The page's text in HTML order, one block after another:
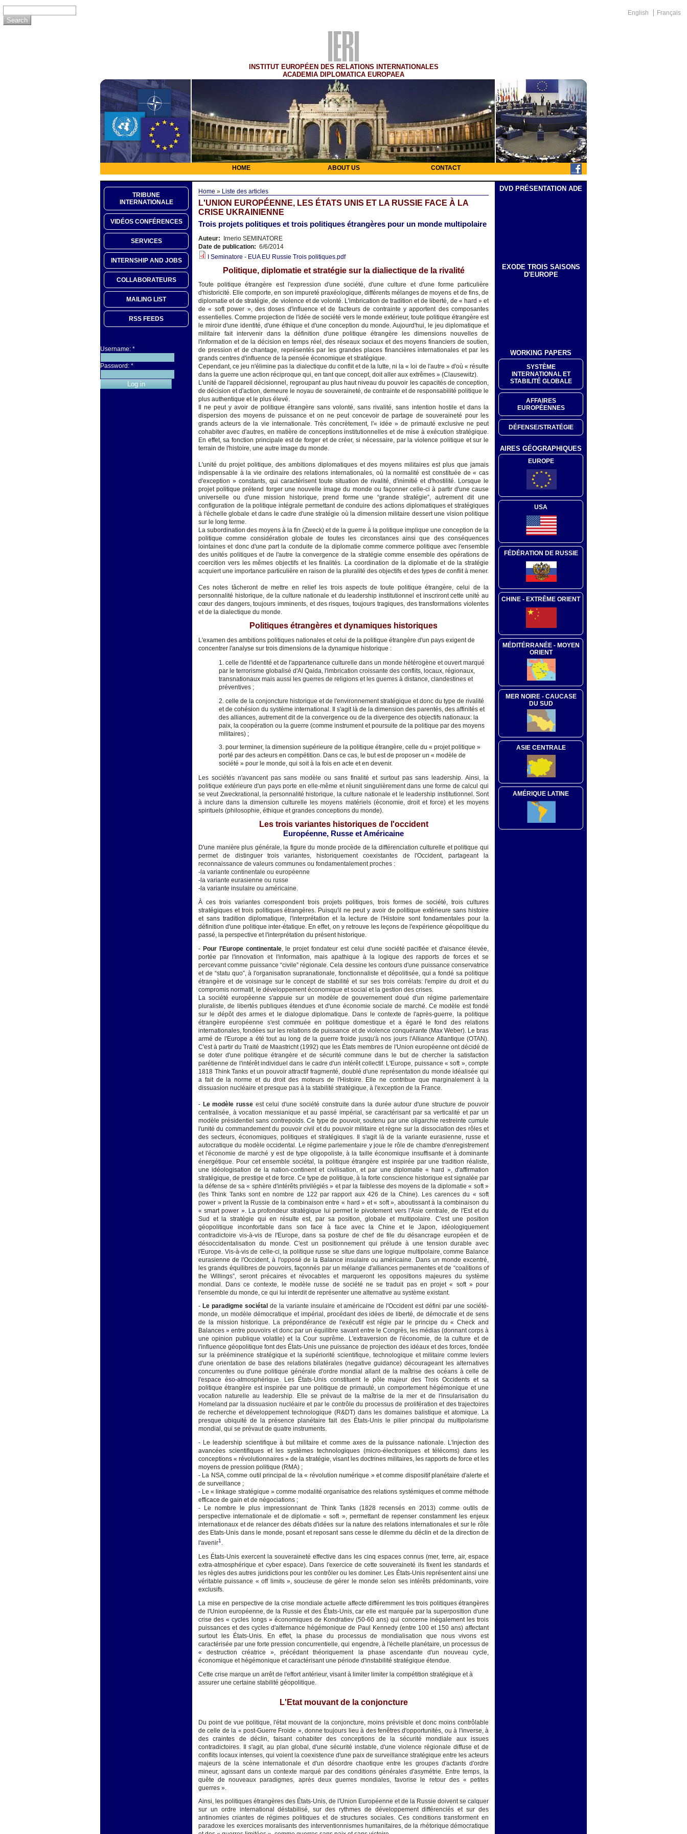
English Français
INSTITUT EUROPÉEN DES RELATIONS INTERNATIONALES
ACADEMIA DIPLOMATICA EUROPAEA
HOME ABOUT US CONTACT
TRIBUNE
INTERNATIONALE
VIDÉOS CONFÉRENCES
SERVICES
INTERNSHIP AND JOBS
COLLABORATEURS
MAILING LIST
RSS FEEDS
Username: *
Password: *
Home » Liste des articles
L'UNION EUROPÉENNE, LES ÉTATS UNIS ET LA RUSSIE FACE À LA
CRISE UKRAINIENNE
Trois projets politiques et trois politiques étrangères pour un monde multipolaire
Auteur: Irnerio SEMINATORE
Date de publication: 6/6/2014
I Seminatore - EUA EU Russie Trois politiques.pdf
Politique, diplomatie et stratégie sur la dialiectique de la rivalité
Toute politique étrangère est l'expression d'une société, d'une culture et d'une forme particulière
d'historicité. Elle comporte, en son impureté praxéologique, différents mélanges de moyens et de fins, de
diplomatie et de stratégie, de violence et de volonté. L'imbrication de tradition et de liberté, de « hard » et
de « soft power », des doses d'influence et de facteurs de contrainte y apportent des composantes
essentielles. Comme projection de l'idée de société vers le monde extérieur, toute politique étrangère est
le miroir d'une identité, d'une éthique et d'une conception du monde. Aujourd'hui, le jeu diplomatique et
militaire fait intervenir dans la définition d'une politique étrangère les dimensions nouvelles de
l'information et de la décision en temps réel, des réseaux sociaux et des moyens financiers de soutien,
de pression et de chantage, représentés par les grandes places financières internationales et par les
grands centres d'influence de la pensée économique et stratégique.
Cependant, ce jeu n'élimine pas la dialectique du conflit et de la lutte, ni la « loi de l'autre » d'où « résulte
dans la guerre une action réciproque qui, en tant que concept, doit aller aux extrêmes » (Clausewitz).
L'unité de l'appareil décisionnel, regroupant au plus haut niveau du pouvoir les capacités de conception,
de décision et d'action, demeure le noyau de souveraineté, de contrainte et de responsabilité politique le
plus authentique et le plus élevé.
Il ne peut y avoir de politique étrangère sans volonté, sans rivalité, sans intention hostile et dans la
dispersion des moyens de puissance et on ne peut concevoir de partage de souveraineté pour les
grands acteurs de la vie internationale. Très concrètement, l'« idée » de primauté exclusive ne peut
cohabiter avec d'autres, en matière de conceptions institutionnelles et de mise à exécution stratégique.
En effet, sa fonction principale est de forger et de créer, si nécessaire, par la violence politique et sur le
terrain de l'histoire, une autre image du monde.
L'unité du projet politique, des ambitions diplomatiques et des moyens militaires est plus que jamais
indispensable à la vie ordinaire des relations internationales, où la normalité est constituée de « cas
d'exception » constants, qui caractérisent toute situation de rivalité, d'inimitié et d'hostilité. Lorsque le
projet politique prétend forger une nouvelle image du monde ou façonner celle-ci à partir d'une cause
universelle ou d'une mission historique, prend forme une “grande stratégie”, autrement dit une
configuration de la politique intégrale permettant de conduire des actions diplomatiques et stratégiques
à l'échelle globale et dans le cadre d'une stratégie où la dimension militaire dessert une vision politique
sur le long terme.
La subordination des moyens à la fin (Zweck) et de la guerre à la politique implique une conception de la
politique comme considération globale de toutes les circonstances ainsi que des conséquences
lointaines et donc d'une part la conduite de la diplomatie comme commerce politique avec l'ensemble
des unités politiques et de l'autre la convergence de la stratégie comme ensemble des opérations de
coercition vers les mêmes objectifs et les finalités. La coordination de la diplomatie et de la stratégie
acquiert une importance particulière en raison de la pluralité des objectifs et des types de conflit à mener.
Ces notes tâcheront de mettre en relief les trois aspects de toute politique étrangère, celui de la
personnalité historique, de la culture nationale et du leadership institutionnel et inscriront cette unité au
cœur des dangers, toujours imminents, et des risques, toujours tragiques, des transformations violentes
et de la dialectique du monde.
Politiques étrangères et dynamiques historiques
L'examen des ambitions politiques nationales et celui de la politique étrangère d'un pays exigent de
concentrer l'analyse sur trois dimensions de la dynamique historique :
1. celle de l'identité et de l'appartenance culturelle dans un monde hétérogène et ouvert marqué
par le terrorisme globalisé d'Al Qaida, l'imbrication croissante des conflits, locaux, régionaux,
transnationaux mais aussi les guerres de religions et les guerres à distance, clandestines et
préventives ;
2. celle de la conjoncture historique et de l'environnement stratégique et donc du type de rivalité
et de cohésion du système international. Il s'agit là de la dimension des parentés, des affinités et
des alliances, autrement dit de la convergence ou de la divergence des objectifs nationaux: la
paix, la coopération ou la guerre (comme instrument et poursuite de la politique par des moyens
militaires) ;
3. pour terminer, la dimension supérieure de la politique étrangère, celle du « projet politique »
porté par des acteurs en compétition. Dans ce cas, le but est de proposer un « modèle de
société » pour le monde, qui soit à la fois en acte et en devenir.
Les sociétés n'avancent pas sans modèle ou sans finalité et surtout pas sans leadership. Ainsi, la
politique extérieure d'un pays porte en elle-même et réunit singulièrement dans une forme de calcul qui
se veut Zweckrational, la personnalité historique, la culture nationale et le leadership institutionnel. Sont
à inclure dans la dimension culturelle les moyens matériels (économie, droit et force) et les moyens
spirituels (philosophie, éthique et grandes conceptions du monde).
Les trois variantes historiques de l'occident
Européenne, Russe et Américaine
D'une manière plus générale, la figure du monde procède de la différenciation culturelle et politique qui
permet de distinguer trois variantes, historiquement coexistantes de l'Occident, partageant la
reconnaissance de valeurs communes ou fondamentalement proches :
-la variante continentale ou européenne
-la variante eurasienne ou russe
-la variante insulaire ou américaine.
À ces trois variantes correspondent trois projets politiques, trois formes de société, trois cultures
stratégiques et trois politiques étrangères. Puisqu'il ne peut y avoir de politique extérieure sans histoire
et sans tradition diplomatique, l'interprétation et la lecture de l'Histoire sont fondamentales pour la
définition d'une politique inter-étatique. En effet, on y retrouve les leçons de l'expérience géopolitique du
passé, la perspective et l'interprétation du présent historique.
- Pour l'Europe continentale, le projet fondateur est celui d'une société pacifiée et d'aisance élevée,
portée par l'innovation et l'information, mais apathique à la logique des rapports de forces et se
percevant comme puissance “civile” régionale. Cela dessine les contours d'une puissance conservatrice
et de “statu quo”, à l'organisation supranationale, fonctionnaliste et dépolitisée, qui a fondé sa politique
étrangère et de voisinage sur le concept de stabilité et sur ses trois corrélats: l'empire du droit et du
compromis normatif, le développement économique et social et la gestion des crises.
La société européenne s'appuie sur un modèle de gouvernement doué d'un régime parlementaire
pluraliste, de libertés publiques étendues et d'une économie sociale de marché. Ce modèle est fondé
sur le dépôt des armes et le dialogue diplomatique. Dans le contexte de l'après-guerre, la politique
étrangère européenne s'est commuée en politique domestique et a égaré le fond des relations
internationales, fondées sur les relations de puissance et de violence conquérante (Max Weber). Le bras
armé de l'Europe a été tout au long de la guerre froide jusqu'à nos jours l'Alliance Atlantique (OTAN).
C'est à partir du Traité de Maastricht (1992) que les États membres de l'Union européenne ont décidé de
se doter d'une politique étrangère et de sécurité commune dans le but de chercher la satisfaction
parétienne de l'intérêt individuel dans le cadre d'un intérêt collectif. L'Europe, puissance « soft », compte
1818 Think Tanks et un pouvoir attractif fragmenté, doublé d'une représentation du monde idéalisée qui
a fait de la norme et du droit des moteurs de l'Histoire. Elle ne contribue que marginalement à la
dissuasion nucléaire et presque pas à la stabilité stratégique, à l'exception de la France.
- Le modèle russe est celui d'une société construite dans la durée autour d'une structure de pouvoir
centralisée, à vocation messianique et au passé impérial, se caractérisant par sa verticalité et par un
modèle présidentiel sans contrepoids. Ce type de pouvoir, soutenu par une oligarchie restreinte cumule
l'unité du commandement du pouvoir civil et du pouvoir militaire et règne sur la dissociation des rôles et
des secteurs, économiques, politiques et stratégiques. Il s'agit là de la variante eurasienne, russe et
autocratique du modèle occidental. Le régime parlementaire y joue le rôle de chambre d'enregistrement
et l'économie de marché y est de type oligopoliste, à la taille économique insuffisante et à dominante
énergétique. Pour cet ensemble sociétal, la politique étrangère est inspirée par une tradition réaliste,
une idéologisation de la nation-continent et civilisation, et par une diplomatie « hard », d'affirmation
stratégique, de prestige et de force. Ce type de politique, à la forte conscience historique est signalée par
la défense de sa « sphère d'intérêts privilégiés » et par la faiblesse des moyens de la diplomatie « soft »
(les Think Tanks sont en nombre de 122 par rapport aux 426 de la Chine). Les carences du « soft
power » privent la Russie de la combinaison entre « hard » et « soft », aboutissant à la combinaison du
« smart power ». La profondeur stratégique lui permet le pivotement vers l'Asie centrale, de l'Est et du
Sud et la stratégie qui en résulte est, par sa position, globale et multipolaire. C'est une position
géopolitique inconfortable dans son face à face avec la Chine et le Japon, idéologiquement
contradictoire vis-à-vis de l'Europe, dans sa posture de chef de file du désancrage européen et de
désoccidentalisation du monde. C'est un positionnement qui prélude à une tension durable avec
l'Europe. Vis-à-vis de celle-ci, la politique russe se situe dans une logique multipolaire, comme Balance
eurasienne de l'Occident, à l'opposé de la Balance insulaire ou américaine. Dans un monde excentré,
les grands équilibres de pouvoirs, façonnés par un mélange d'alliances permanentes et de “coalitions of
the Willings”, seront précaires et révocables et marqueront les oppositions majeures du système
mondial. Dans ce contexte, le modèle russe de société ne se traduit pas en projet « soft » pour
l'ensemble du monde, ce qui lui interdit de représenter une alternative au système existant.
- Le paradigme sociétal de la variante insulaire et américaine de l'Occident est défini par une société-
monde, un modèle démocratique et impérial, procédant des idées de liberté, de démocratie et de sens
de la mission historique. La prépondérance de l'exécutif est régie par le principe du « Check and
Balances » entre pouvoirs et donc par un équilibre savant entre le Congrès, les médias (donnant corps à
une opinion publique volatile) et la Cour suprême. L'extraversion de l'économie, de la culture et de
l'influence géopolitique font des États-Unis une puissance de projection des idéaux et des forces, fondée
sur la prééminence stratégique et la supériorité scientifique, technologique et militaire comme leviers
d'une orientation de base des relations bilatérales (negative guidance) décourageant les alternatives
concurrentes ou d'une politique générale d'ordre mondial allant de la maîtrise des océans à celle de
l'espace éso-atmosphérique. Les États-Unis constituent le pôle majeur des Trois Occidents et sa
politique étrangère est inspirée par une politique de primauté, un comportement hégémonique et une
vocation naturelle au leadership. Elle se prévaut de la maîtrise de la mer et de l'insularisation du
Homeland par la dissuasion nucléaire et par le contrôle du processus de prolifération et des trajectoires
de recherche et développement technologique (R&DT) dans les domaines balistique et atomique. La
presque ubiquité de la présence planétaire fait des États-Unis le pilier principal du multipolarisme
mondial, qui se prévaut de quatre instruments.
- Le leadership scientifique à but militaire et comme axes de la puissance nationale. L'injection des
avancées scientifiques et les systèmes technologiques (micro-électroniques et télécoms) dans les
conceptions « révolutionnaires » de la stratégie, visant les doctrines militaires, les rapports de force et les
moyens de pression politique (RMA) ;
- La NSA, comme outil principal de la « révolution numérique » et comme dispositif planétaire d'alerte et
de surveillance ;
- Le « linkage stratégique » comme modalité organisatrice des relations systémiques et comme méthode
efficace de gain et de négociations ;
- Le nombre le plus impressionnant de Think Tanks (1828 recensés en 2013) comme outils de
perspective internationale et de diplomatie « soft », permettant de repenser constamment les enjeux
internationaux et de relancer des débats d'idées sur la nature des relations internationales et sur le rôle
des Etats-Unis dans le monde, posant et reposant sans cesse le dilemme du déclin et de la direction de
l'avenir1.
Les États-Unis exercent la souveraineté effective dans les cinq espaces connus (mer, terre, air, espace
extra-atmosphérique et cyber espace). Dans l'exercice de cette souveraineté ils fixent les standards et
les règles des autres juridictions pour les contrôler ou les dominer. Les États-Unis représentent ainsi une
véritable puissance « off limits », soucieuse de gérer le monde selon ses intérêts prédominants, voire
exclusifs.
La mise en perspective de la crise mondiale actuelle affecte différemment les trois politiques étrangères
de l'Union européenne, de la Russie et des États-Unis, car elle est marquée par la superposition d'une
crise des « cycles longs » économiques de Kondratiev (50-60 ans) qui concerne inégalement les trois
puissances et des cycles d'alternance hégémonique de Paul Kennedy (entre 100 et 150 ans) affectant
surtout les États-Unis. En effet, la phase du processus de mondialisation que nous vivons est
caractérisée par une forte pression concurrentielle, qui engendre, à l'échelle planétaire, un processus de
« destruction créatrice », précédant théoriquement la phase ascendante d'un nouveau cycle,
économique et hégémonique et caractérisant une période d'instabilité stratégique étendue.
Cette crise marque un arrêt de l'effort antérieur, visant à limiter limiter la compétition stratégique et à
assurer une certaine stabilité géopolitique.
L'Etat mouvant de la conjoncture
Du point de vue politique, l'état mouvant de la conjoncture, moins prévisible et donc moins contrôlable
de celle de la « post-Guerre Froide », donne toujours lieu à des fenêtres d'opportunités, ou à l'inverse, à
des craintes de déclin, faisant cohabiter des conceptions de la sécurité mondiale aux issues
contradictoires. Il s'agit, au plan global, d'une sécurité instable, d'une violence régionale diffuse et de
conflits locaux intenses, qui voient la coexistence d'une paix de surveillance stratégique entre les acteurs
majeurs de la scène internationale et d'un désordre chaotique entre les groupes d'actants d'ordre
mineur, agissant dans un contexte marqué par des conditions générales d'asymétrie. Entre temps, la
quête de nouveaux paradigmes, après deux guerres mondiales, favorise le retour des « petites
guerres ».
Ainsi, les politiques étrangères des États-Unis, de l'Union Européenne et de la Russie doivent se calquer
sur un ordre international déstabilisé, sur des rythmes de développement différenciés et sur des
antinomies criantes de régimes politiques et de structures sociales. Ces conditions transforment en
paradoxe les exercices moralisants des interventionnismes humanitaires, de la rhétorique démocratique
DVD PRÉSENTATION ADE
EXODE TROIS SAISONS
D'EUROPE
WORKING PAPERS
SYSTÈME
INTERNATIONAL ET
STABILITÉ GLOBALE
AFFAIRES
EUROPÉENNES
DÉFENSE/STRATÉGIE
AIRES GÉOGRAPHIQUES
EUROPE
USA
FÉDÉRATION DE RUSSIE
CHINE - EXTRÊME ORIENT
MÉDITÉRRANÉE - MOYEN
ORIENT
MER NOIRE - CAUCASE
DU SUD
ASIE CENTRALE
AMÉRIQUE LATINE